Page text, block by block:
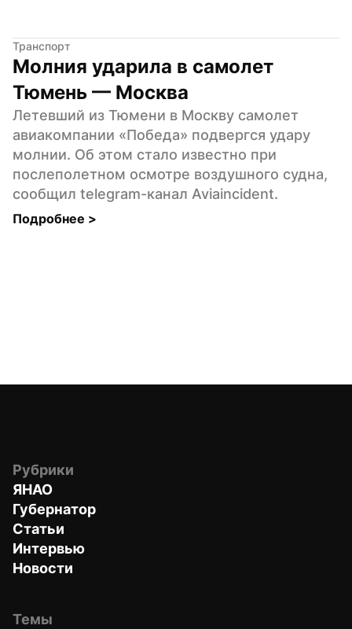
Транспорт
Молния ударила в самолет
Тюмень — Москва
Летевший из Тюмени в Москву самолет
авиакомпании «Победа» подвергся удару
молнии. Об этом стало известно при
послеполетном осмотре воздушного судна,
сообщил telegram-канал Aviaincident.
Подробнее >
Рубрики
ЯНАО
Губернатор
Статьи
Интервью
Новости
Темы